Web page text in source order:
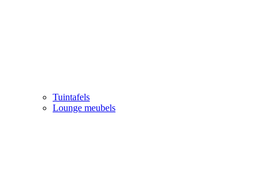
Tuintafels
Lounge meubels